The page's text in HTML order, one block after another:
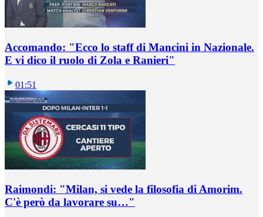
Accomando: "Ecco lo staff di Mancini in Nazionale.
E vi dico il ruolo di Zola e Ranieri"
01:51
Raimondi: "Milan, si vede la filosofia di Amorim.
C'è però da lavorare su…"